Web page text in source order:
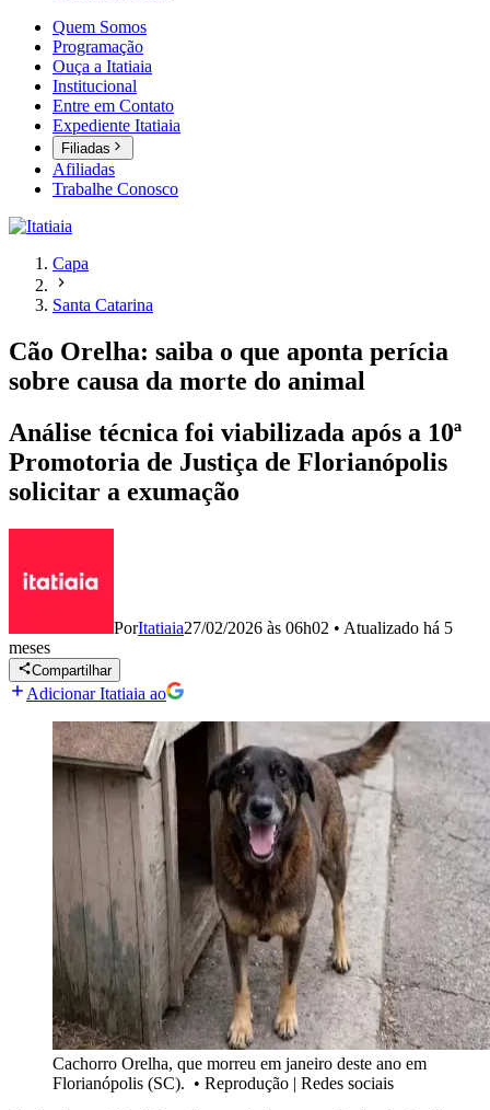
Quem Somos
Programação
Ouça a Itatiaia
Institucional
Entre em Contato
Expediente Itatiaia
Filiadas
Afiliadas
Trabalhe Conosco
Capa
Santa Catarina
Cão Orelha: saiba o que aponta perícia
sobre causa da morte do animal
Análise técnica foi viabilizada após a 10ª
Promotoria de Justiça de Florianópolis
solicitar a exumação
PorItatiaia27/02/2026 às 06h02 • Atualizado há 5
meses
Compartilhar
Adicionar Itatiaia ao
Cachorro Orelha, que morreu em janeiro deste ano em
Florianópolis (SC). • Reprodução | Redes sociais